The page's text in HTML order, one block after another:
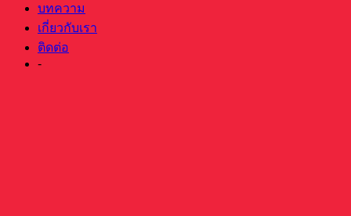
บทความ
เกี่ยวกับเรา
ติดต่อ
-